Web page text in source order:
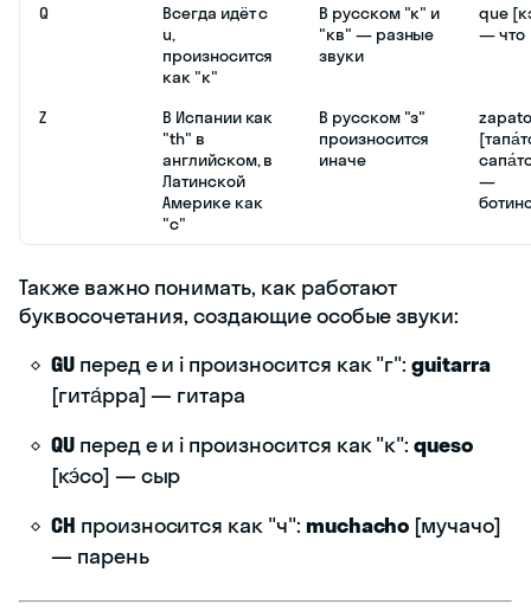
Q
Всегда идёт с
u,
произносится
как "к"
В русском "к" и
"кв" — разные
звуки
que
— что
Z
В Испании как
"th" в
английском, в
Латинской
Америке как
"с"
В русском "з"
произносится
иначе
zapato
—
Также важно понимать, как работают
буквосочетания, создающие особые звуки:
GUперед e и i произносится как "г":guitarra
[гита́рра] — гитара
QUперед e и i произносится как "к":queso
[кэ́со] — сыр
CH произносится как "ч": muchacho [мучачо]
— парень